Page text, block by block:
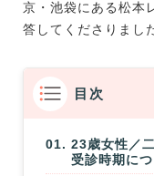
京・池袋にある松本
答してくださりまし
目次
23歳女性／
受診時期に